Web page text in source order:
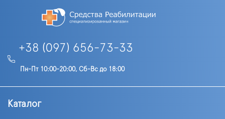
+38 (097) 656-73-33
Пн-Пт 10:00-20:00, Сб-Вс до 18:00
Каталог